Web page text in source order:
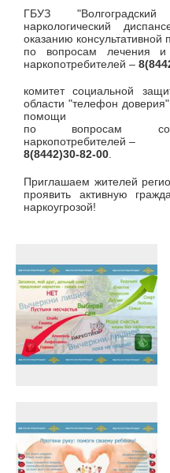
ГБУЗ
наркологический
оказанию консультативной
по вопросам лечения и
наркопотребителей –
комитет социальной
области "телефон
помощи
по вопросам
наркопотребителей –
8(8442)30-82-00.
Приглашаем жителей
проявить активную
наркоугрозой!